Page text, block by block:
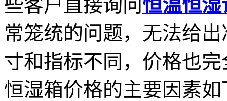
些客户直接询问恒温恒
常笼统的问题，无法给
寸和指标不同，价格也
恒湿箱价格的主要因素如